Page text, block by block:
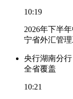
10:19
2026年下半
宁省外汇管理
央行湖南分
全省覆盖
10:21